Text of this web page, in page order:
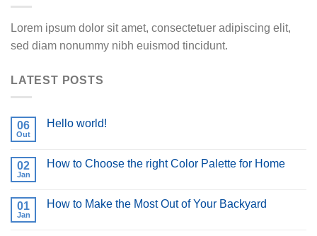
Lorem ipsum dolor sit amet, consectetuer adipiscing elit,
sed diam nonummy nibh euismod tincidunt.
LATEST POSTS
06
Out
Hello world!
02
Jan
How to Choose the right Color Palette for Home
01
Jan
How to Make the Most Out of Your Backyard